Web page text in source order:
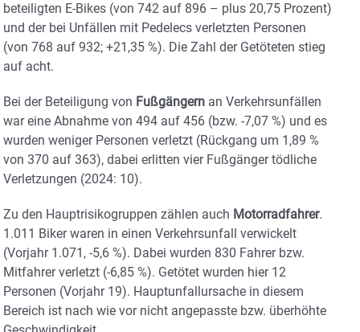
beteiligten E-Bikes (von 742 auf 896 – plus 20,75 Prozent)
und der bei Unfällen mit Pedelecs verletzten Personen
(von 768 auf 932; +21,35 %). Die Zahl der Getöteten stieg
auf acht.
Bei der Beteiligung von Fußgängern an Verkehrsunfällen
war eine Abnahme von 494 auf 456 (bzw. -7,07 %) und es
wurden weniger Personen verletzt (Rückgang um 1,89 %
von 370 auf 363), dabei erlitten vier Fußgänger tödliche
Verletzungen (2024: 10).
Zu den Hauptrisikogruppen zählen auch Motorradfahrer.
1.011 Biker waren in einen Verkehrsunfall verwickelt
(Vorjahr 1.071, -5,6 %). Dabei wurden 830 Fahrer bzw.
Mitfahrer verletzt (-6,85 %). Getötet wurden hier 12
Personen (Vorjahr 19). Hauptunfallursache in diesem
Bereich ist nach wie vor nicht angepasste bzw. überhöhte